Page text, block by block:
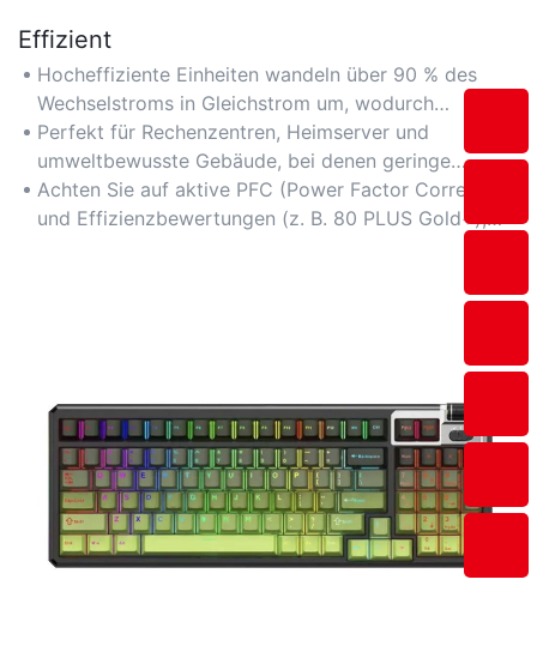
Effizient
Hocheffiziente Einheiten wandeln über 90 % des
Wechselstroms in Gleichstrom um, wodurch
Energieverschwendung reduziert und die
Stromkosten für 24/7-Systeme gesenkt werden.
Perfekt für Rechenzentren, Heimserver und
umweltbewusste Gebäude, bei denen geringe
Wärmeabgabe und Nachhaltigkeit im Vordergrund
stehen.
Achten Sie auf aktive PFC (Power Factor Correction)
und Effizienzbewertungen (z. B. 80 PLUS Gold+),